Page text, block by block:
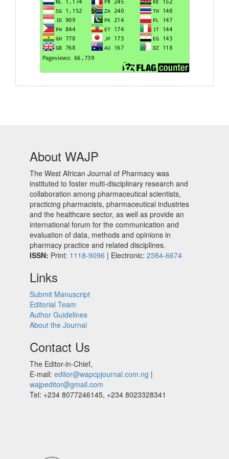
About WAJP
The West African Journal of Pharmacy was
instituted to foster multi-disciplinary research and
collaboration among pharmaceutical scientists,
practicing pharmacists, pharmaceutical industries
and the healthcare sector, as well as provide an
international forum for the communication and
evaluation of data, methods and opinions in
pharmacy practice and related disciplines.
ISSN: Print: 1118-9096 | Electronic: 2384-6674
Links
Submit Manuscript
Editorial Team
Author Guidelines
About the Journal
Contact Us
The Editor-in-Chief,
E-mail: editor@wapcpjournal.com.ng |
wajpeditor@gmail.com
Tel: +234 8077246145, +234 8023328341